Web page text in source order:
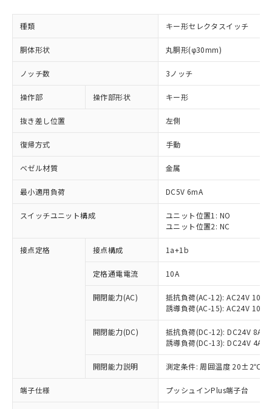
種類 キー形セレクタスイッチ
胴体形状 丸胴形(φ30mm)
ノッチ数 3ノッチ
操作部 操作部形状 キー形
抜き差し位置 左側
復帰方式 手動
ベゼル材質 金属
最小適用負荷 DC5V 6mA
スイッチユニット構成
ユニット位置1: NO
ユニット位置2: NC
接点定格 接点構成 1a+1b
定格通電電流 10A
開閉能力(AC)
抵抗負荷(AC-12): AC24V 10A/
誘導負荷(AC-15): AC24V
開閉能力(DC)
抵抗負荷(DC-12): DC24V 8A/
誘導負荷(DC-13): DC24V 4A/
開閉能力説明 測定条件: 周囲温度 20±2℃、
端子仕様 プッシュインPlus端子台
※1 対応状況
対応済み：EU RoHS指令（10物質）の
非含有に対応した製品が提供可能な商品で